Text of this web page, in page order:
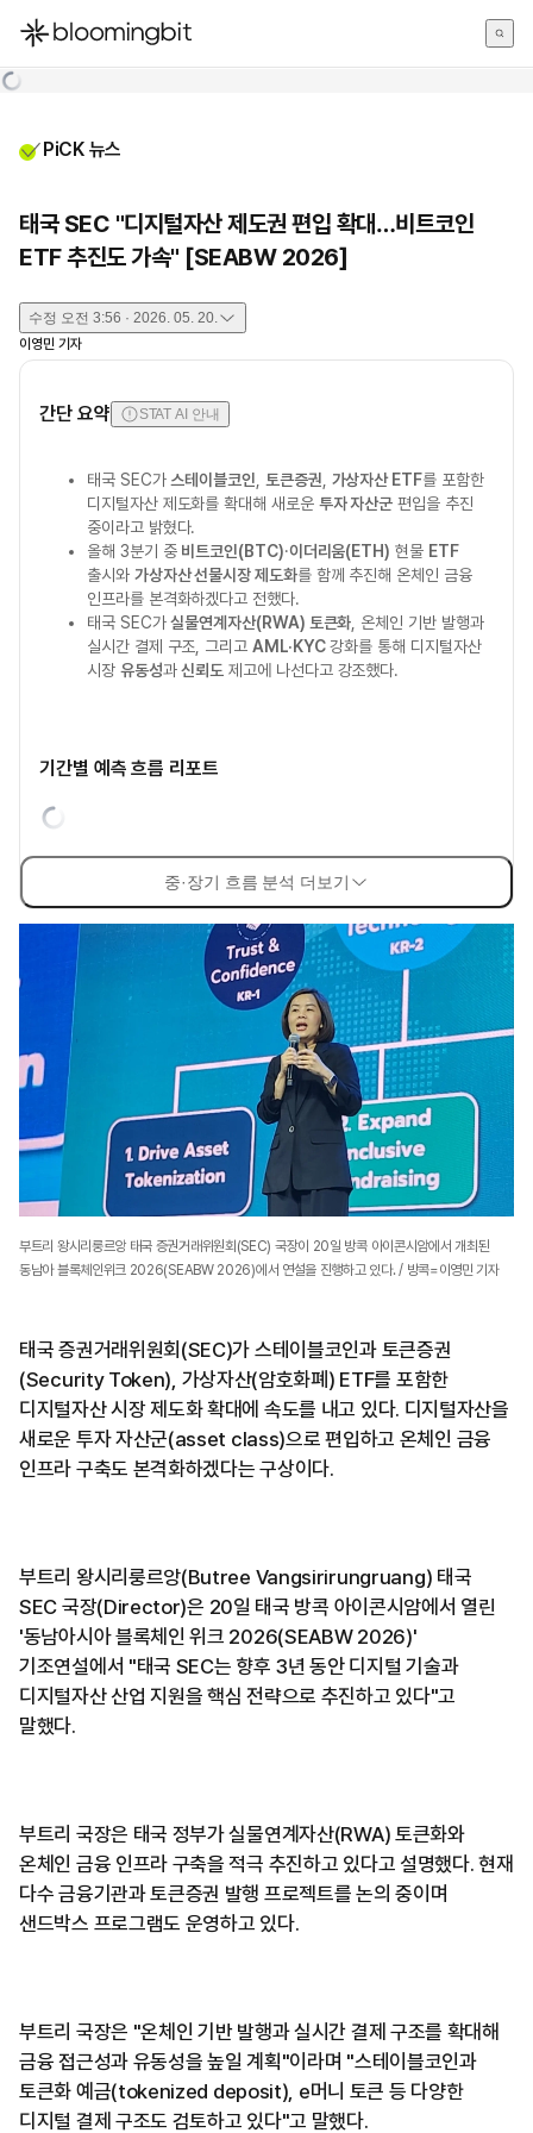
한국어
PiCK 뉴스
태국 SEC "디지털자산 제도권 편입 확대…비트코인
ETF 추진도 가속" [SEABW 2026]
수정 오전 3:56 · 2026. 05. 20.
이영민 기자
간단 요약 STAT AI 안내
태국 SEC가 스테이블코인 토큰증권 가상자산 ETF를 포함한
디지털자산 제도화를 확대해 새로운 투자 자산군 편입을 추진
중이라고 밝혔다.
올해 3분기 중 비트코인(BTC)·이더리움(ETH) 현물 ETF
출시와 가상자산 선물시장 제도화를 함께 추진해 온체인 금융
인프라를 본격화하겠다고 전했다.
태국 SEC가실물연계자산(RWA) 토큰화 , 온체인 기반 발행과
실시간 결제 구조, 그리고 AML·KYC강화를 통해 디지털자산
시장 유동성과신뢰도 제고에 나선다고 강조했다.
기간별 예측 흐름 리포트
중·장기 흐름 분석 더보기
부트리 왕시리룽르앙 태국 증권거래위원회(SEC) 국장이 20일 방콕 아이콘시암에서 개최된
동남아 블록체인위크 2026(SEABW 2026)에서 연설을 진행하고 있다. / 방콕=이영민 기자
태국 증권거래위원회(SEC)가 스테이블코인과 토큰증권
(Security Token), 가상자산(암호화폐) ETF를 포함한
디지털자산 시장 제도화 확대에 속도를 내고 있다. 디지털자산을
새로운 투자 자산군(asset class)으로 편입하고 온체인 금융
인프라 구축도 본격화하겠다는 구상이다.
부트리 왕시리룽르앙(Butree Vangsirirungruang) 태국
SEC 국장(Director)은 20일 태국 방콕 아이콘시암에서 열린
'동남아시아 블록체인 위크 2026(SEABW 2026)'
기조연설에서 "태국 SEC는 향후 3년 동안 디지털 기술과
디지털자산 산업 지원을 핵심 전략으로 추진하고 있다"고
말했다.
부트리 국장은 태국 정부가 실물연계자산(RWA) 토큰화와
온체인 금융 인프라 구축을 적극 추진하고 있다고 설명했다. 현재
다수 금융기관과 토큰증권 발행 프로젝트를 논의 중이며
샌드박스 프로그램도 운영하고 있다.
부트리 국장은 "온체인 기반 발행과 실시간 결제 구조를 확대해
금융 접근성과 유동성을 높일 계획"이라며 "스테이블코인과
토큰화 예금(tokenized deposit), e머니 토큰 등 다양한
디지털 결제 구조도 검토하고 있다"고 말했다.